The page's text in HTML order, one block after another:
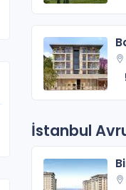
İstanbul